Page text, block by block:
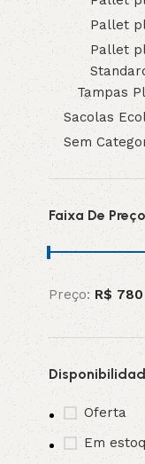
Pallet
Pallet
Tampas
Sacolas
Sem
Faixa De
Preço: R$ 780
Oferta
Em